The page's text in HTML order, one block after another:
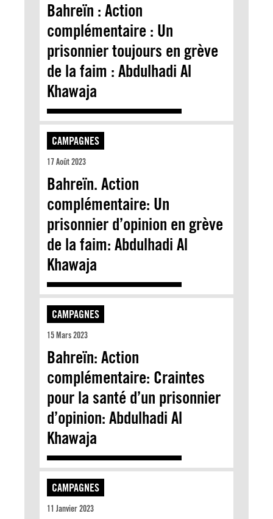
Bahreïn : Action
complémentaire : Un
prisonnier toujours en grève
de la faim : Abdulhadi Al
Khawaja
CAMPAGNES
17 Août 2023
Bahreïn. Action
complémentaire: Un
prisonnier d’opinion en grève
de la faim: Abdulhadi Al
Khawaja
CAMPAGNES
15 Mars 2023
Bahreïn: Action
complémentaire: Craintes
pour la santé d’un prisonnier
d’opinion: Abdulhadi Al
Khawaja
CAMPAGNES
11 Janvier 2023